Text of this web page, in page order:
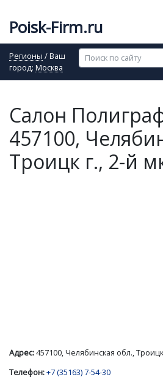
Poisk-Firm.ru
Регионы / Ваш
город: Москва
Салон
457100,
Троицк г., 2-й
Адрес:457100, Челябинская обл.,
Телефон:+7 (35163) 7-54-30